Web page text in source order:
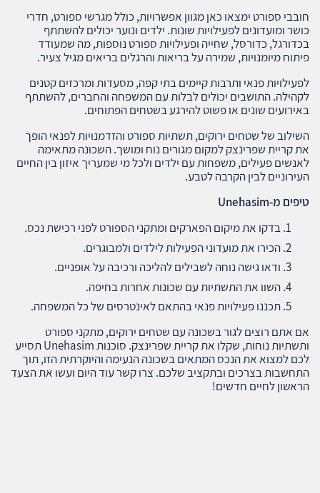
חובבי ספורט ימצאו כאן מגוון אפשרויות, כולל מגרשי ספורט, חדרי
כושר ומועדונים לפעילויות שונות. ילדים ונוער יכולים להשתתף
בכדורגל, כדורסל, שחייה ופעילויות ספורט נוספות, מה שמעודד
פיתוח מיומנויות, שמירה על בריאות והרגלים בריאים מגיל צעיר.
לפעילויות פנאי ותרבות קיימים בתי קפה, מסעדות ומרכזים קטנים
לקהילה. התושבים יכולים לבלות עם המשפחה והחברים, להשתתף
באירועים שונים או פשוט להירגע בשטחים הפתוחים.
השילוב של שטחים ירוקים, תשתיות ספורט והזדמנויות לפנאי הופך
את קריית שפרינצק למקום מגורים נוח ומושך. השכונה מתאימה
לאנשים פעילים, משפחות עם ילדים ולכל מי שמעריך איזון בין החיים
העירוניים לבין הקרבה לטבע.
טיפים מ-Unehasim
בדקו את מיקום הפארקים ומתקני הספורט לפני רכישת נכס.
הכירו את מועדוני הפעילות לילדים ולמבוגרים.
ודאו גישה נוחה לשבילים להליכה ורכיבה על אופניים.
השוו את התשתיות עם שכונות אחרות בחיפה.
תכננו פעילויות פנאי בהתאם לאינטרסים של כל המשפחה.
אם אתם רוצים לגור בשכונה עם שטחים ירוקים, מתקני ספורט
ותשתיות נוחות, שקלו את קריית שפרינצק. סוכנות Unehasim תסייע
לכם למצוא את הנכס המתאים בשכונה הנעימה והיוקרתית הזו, תוך
התחשבות בצרכים ובתקציב שלכם. צרו קשר עוד היום ועשו את הצעד
הראשון לחיים חדשים!